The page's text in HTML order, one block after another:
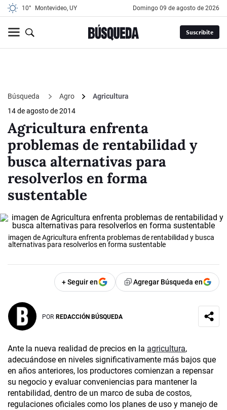
10° Montevideo, UY domingo 09 de agosto de 2026
Suscribite
Búsqueda Agro
Agricultura
14 de agosto de 2014
Agricultura enfrenta
problemas de rentabilidad y
busca alternativas para
resolverlos en forma
sustentable
imagen de Agricultura enfrenta problemas de rentabilidad y busca
alternativas para resolverlos en forma sustentable
+ Seguir en Agregar Búsqueda en
POR REDACCIÓN BÚSQUEDA
Ante la nueva realidad de precios en la agricultura,
adecuándose en niveles significativamente más bajos que
en años anteriores, los productores comienzan a repensar
su negocio y evaluar conveniencias para mantener la
rentabilidad, dentro de un marco de suba de costos,
regulaciones oficiales como los planes de uso y manejo de